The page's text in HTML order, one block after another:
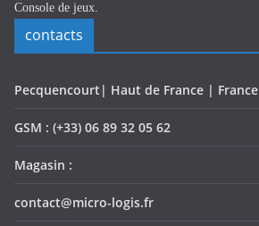
Console de jeux.
contacts
Pecquencourt| Haut de France | France
GSM : (+33) 06 89 32 05 62
Magasin :
contact@micro-logis.fr